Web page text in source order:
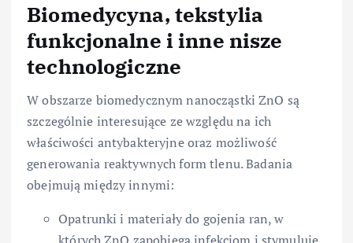
Biomedycyna, tekstylia
funkcjonalne i inne nisze
technologiczne
W obszarze biomedycznym nanocząstki ZnO są
szczególnie interesujące ze względu na ich
właściwości antybakteryjne oraz możliwość
generowania reaktywnych form tlenu. Badania
obejmują między innymi:
Opatrunki i materiały do gojenia ran, w